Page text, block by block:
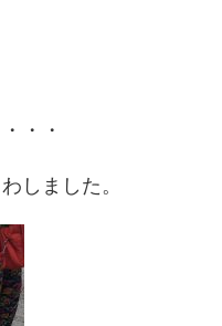
・・
しました。